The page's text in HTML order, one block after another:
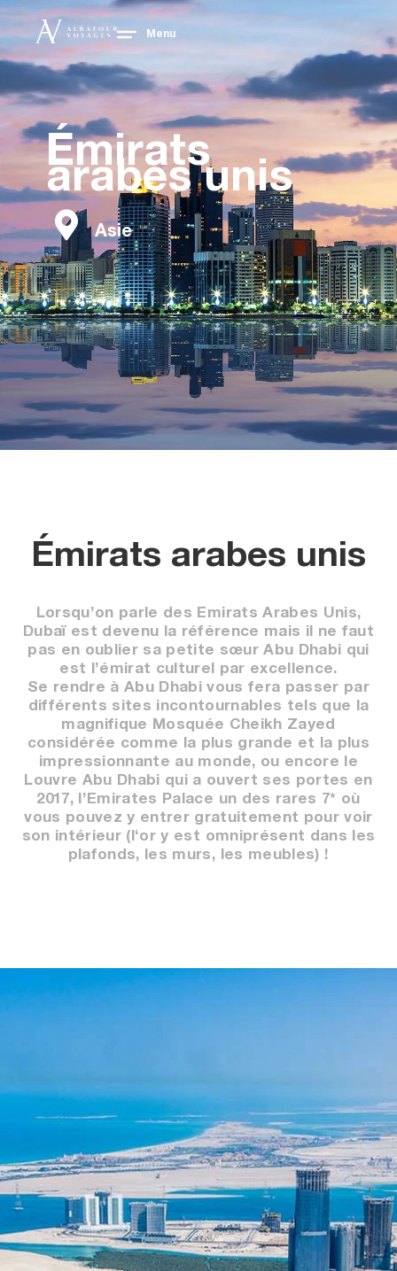
Menu
Émirats
arabes unis
Asie
Émirats arabes unis
Lorsqu’on parle des Emirats Arabes Unis,
Dubaï est devenu la référence mais il ne faut
pas en oublier sa petite sœur Abu Dhabi qui
est l’émirat culturel par excellence.
Se rendre à Abu Dhabi vous fera passer par
différents sites incontournables tels que la
magnifique Mosquée Cheikh Zayed
considérée comme la plus grande et la plus
impressionnante au monde, ou encore le
Louvre Abu Dhabi qui a ouvert ses portes en
2017, l’Emirates Palace un des rares 7* où
vous pouvez y entrer gratuitement pour voir
son intérieur (l‘or y est omniprésent dans les
plafonds, les murs, les meubles) !